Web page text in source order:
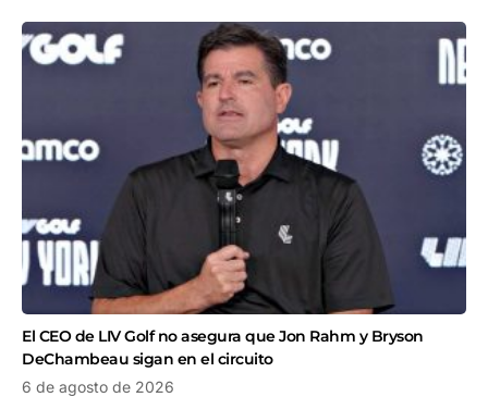
El CEO de LIV Golf no asegura que Jon Rahm y Bryson
DeChambeau sigan en el circuito
6 de agosto de 2026